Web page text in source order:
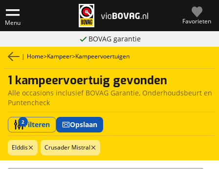
Menu Favorieten
BOVAG garantie
| Home>Kampeer>Kampeervoertuigen
1 kampeervoertuig gevonden
Alle occasions inclusief BOVAG Garantie, Onderhoudsbeurt en
Puntencheck
2Filteren Opslaan
Elddis Crusader Mistral